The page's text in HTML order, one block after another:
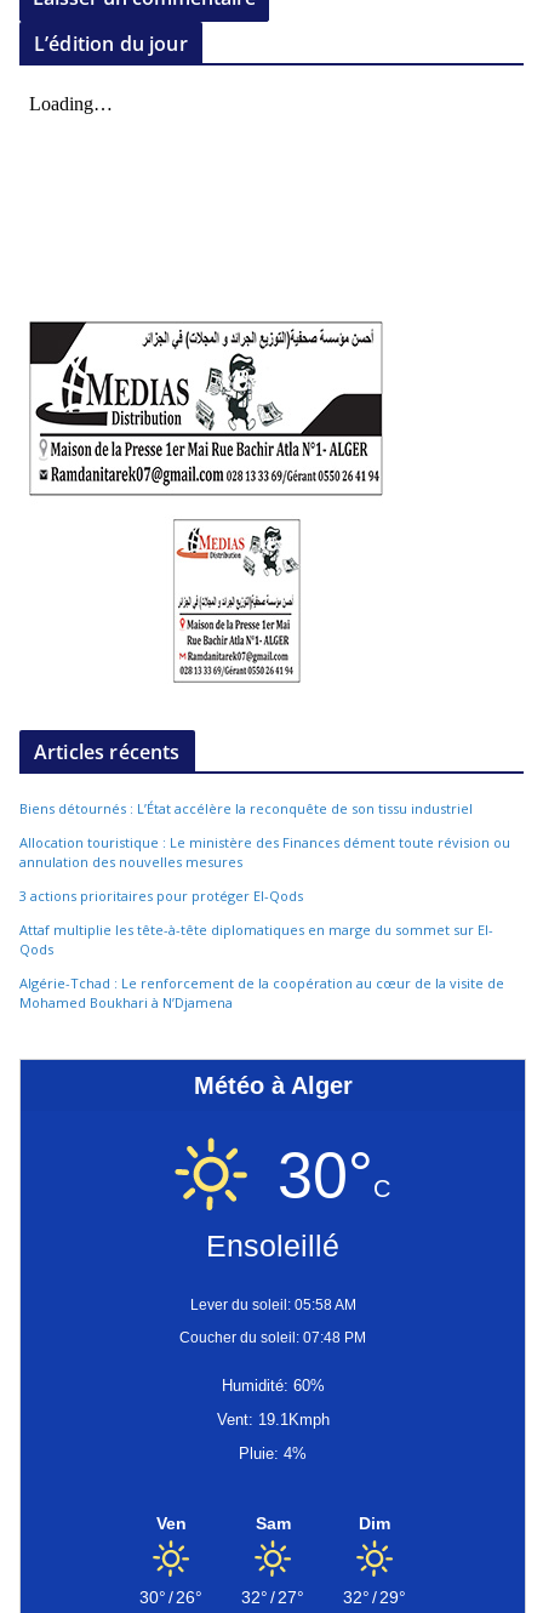
L’édition du jour
Articles récents
Biens détournés : L’État accélère la reconquête de son tissu industriel
Allocation touristique : Le ministère des Finances dément toute révision ou
annulation des nouvelles mesures
3 actions prioritaires pour protéger El-Qods
Attaf multiplie les tête-à-tête diplomatiques en marge du sommet sur El-
Qods
Algérie-Tchad : Le renforcement de la coopération au cœur de la visite de
Mohamed Boukhari à N’Djamena
Météo à Alger
30°C
Ensoleillé
Lever du soleil: 05:58 AM
Coucher du soleil: 07:48 PM
Humidité: 60%
Vent: 19.1Kmph
Pluie: 4%
Ven
30°/26°
Sam
32°/27°
Dim
32°/29°